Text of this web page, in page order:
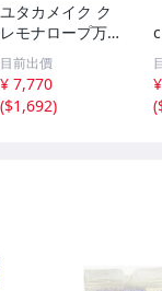
ユタカメイク ク
レモナロープ万能
パック VKN650 6
mm×50Mym
目前出價
¥ 7,770
($1,692)
(